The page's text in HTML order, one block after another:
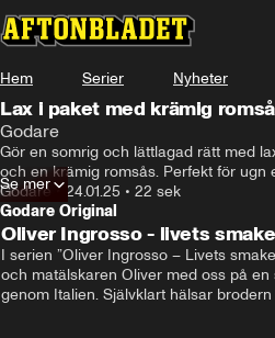
Hem Serier Nyheter
Lax i paket med krämig
Godare
Gör en somrig och lättlagad rätt med
och en krämig romsås. Perfekt för ugn
Godare • 24.01.25 • 22 sek
Se mer
Godare Original
Oliver Ingrosso - livets
I serien ”Oliver Ingrosso – Livets
och matälskaren Oliver med oss på en
genom Italien. Självklart hälsar brodern